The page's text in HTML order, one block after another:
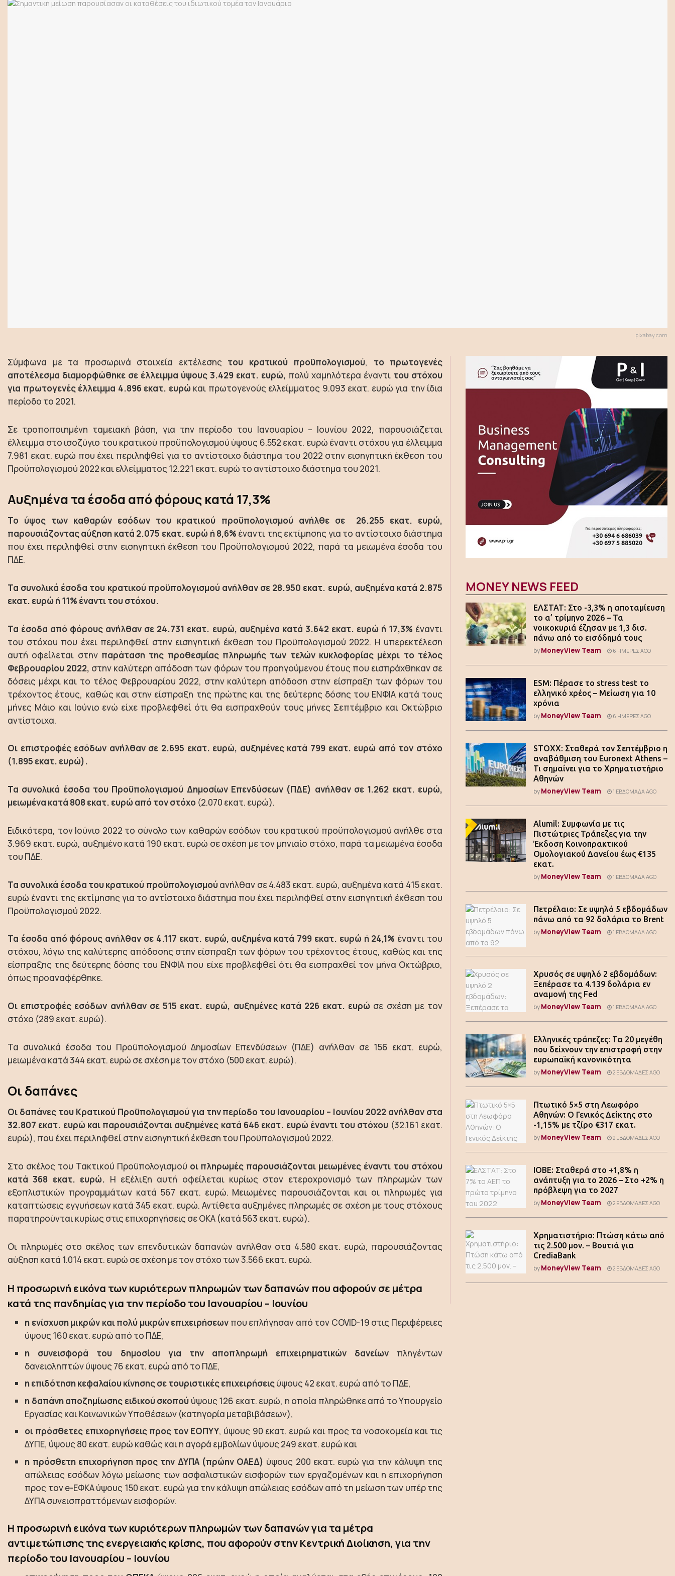
pixabay.com
Σύμφωνα με τα προσωρινά στοιχεία εκτέλεσης του κρατικού προϋπολογισμού, το πρωτογενές
αποτέλεσμα διαμορφώθηκε σε έλλειμμα ύψους 3.429 εκατ. ευρώ, πολύ χαμηλότερα έναντι του στόχου
για πρωτογενές έλλειμμα 4.896 εκατ. ευρώκαι πρωτογενούς ελλείμματος 9.093 εκατ. ευρώ για την ίδια
περίοδο το 2021.
Σε τροποποιημένη ταμειακή βάση, για την περίοδο του Ιανουαρίου – Ιουνίου 2022, παρουσιάζεται
έλλειμμα στο ισοζύγιο του κρατικού προϋπολογισμού ύψους 6.552 εκατ. ευρώ έναντι στόχου για έλλειμμα
7.981 εκατ. ευρώ που έχει περιληφθεί για το αντίστοιχο διάστημα του 2022 στην εισηγητική έκθεση του
Προϋπολογισμού 2022 και ελλείμματος 12.221 εκατ. ευρώ το αντίστοιχο διάστημα του 2021.
Αυξημένα τα έσοδα από φόρους κατά 17,3%
Το ύψος των καθαρών εσόδων του κρατικού προϋπολογισμού ανήλθε σε 26.255 εκατ. ευρώ,
παρουσιάζοντας αύξηση κατά 2.075 εκατ. ευρώ ή 8,6% έναντι της εκτίμησης για το αντίστοιχο διάστημα
που έχει περιληφθεί στην εισηγητική έκθεση του Προϋπολογισμού 2022, παρά τα μειωμένα έσοδα του
ΠΔΕ.
Τα συνολικά έσοδα του κρατικού προϋπολογισμού ανήλθαν σε 28.950 εκατ. ευρώ, αυξημένα κατά 2.875
εκατ. ευρώ ή 11% έναντι του στόχου.
Τα έσοδα από φόρους ανήλθαν σε 24.731 εκατ. ευρώ, αυξημένα κατά 3.642 εκατ. ευρώ ή 17,3% έναντι
του στόχου που έχει περιληφθεί στην εισηγητική έκθεση του Προϋπολογισμού 2022. Η υπερεκτέλεση
αυτή οφείλεται στην παράταση της προθεσμίας πληρωμής των τελών κυκλοφορίας μέχρι το τέλος
Φεβρουαρίου 2022, στην καλύτερη απόδοση των φόρων του προηγούμενου έτους που εισπράχθηκαν σε
δόσεις μέχρι και το τέλος Φεβρουαρίου 2022, στην καλύτερη απόδοση στην είσπραξη των φόρων του
τρέχοντος έτους, καθώς και στην είσπραξη της πρώτης και της δεύτερης δόσης του ΕΝΦΙΑ κατά τους
μήνες Μάιο και Ιούνιο ενώ είχε προβλεφθεί ότι θα εισπραχθούν τους μήνες Σεπτέμβριο και Οκτώβριο
αντίστοιχα.
Οι επιστροφές εσόδων ανήλθαν σε 2.695 εκατ. ευρώ, αυξημένες κατά 799 εκατ. ευρώ από τον στόχο
(1.895 εκατ. ευρώ).
Τα συνολικά έσοδα του Προϋπολογισμού Δημοσίων Επενδύσεων (ΠΔΕ) ανήλθαν σε 1.262 εκατ. ευρώ,
μειωμένα κατά 808 εκατ. ευρώ από τον στόχο (2.070 εκατ. ευρώ).
Ειδικότερα, τον Ιούνιο 2022 το σύνολο των καθαρών εσόδων του κρατικού προϋπολογισμού ανήλθε στα
3.969 εκατ. ευρώ, αυξημένο κατά 190 εκατ. ευρώ σε σχέση με τον μηνιαίο στόχο, παρά τα μειωμένα έσοδα
του ΠΔΕ.
Τα συνολικά έσοδα του κρατικού προϋπολογισμούανήλθαν σε 4.483 εκατ. ευρώ, αυξημένα κατά 415 εκατ.
ευρώ έναντι της εκτίμησης για το αντίστοιχο διάστημα που έχει περιληφθεί στην εισηγητική έκθεση του
Προϋπολογισμού 2022.
Τα έσοδα από φόρους ανήλθαν σε 4.117 εκατ. ευρώ, αυξημένα κατά 799 εκατ. ευρώ ή 24,1% έναντι του
στόχου, λόγω της καλύτερης απόδοσης στην είσπραξη των φόρων του τρέχοντος έτους, καθώς και της
είσπραξης της δεύτερης δόσης του ΕΝΦΙΑ που είχε προβλεφθεί ότι θα εισπραχθεί τον μήνα Οκτώβριο,
όπως προαναφέρθηκε.
Οι επιστροφές εσόδων ανήλθαν σε 515 εκατ. ευρώ, αυξημένες κατά 226 εκατ. ευρώ σε σχέση με τον
στόχο (289 εκατ. ευρώ).
Τα συνολικά έσοδα του Προϋπολογισμού Δημοσίων Επενδύσεων (ΠΔΕ) ανήλθαν σε 156 εκατ. ευρώ,
μειωμένα κατά 344 εκατ. ευρώ σε σχέση με τον στόχο (500 εκατ. ευρώ).
Οι δαπάνες
Οι δαπάνες του Κρατικού Προϋπολογισμού για την περίοδο του Ιανουαρίου – Ιουνίου 2022 ανήλθαν στα
32.807 εκατ. ευρώ και παρουσιάζονται αυξημένες κατά 646 εκατ. ευρώ έναντι του στόχου (32.161 εκατ.
ευρώ), που έχει περιληφθεί στην εισηγητική έκθεση του Προϋπολογισμού 2022.
Στο σκέλος του Τακτικού Προϋπολογισμού οι πληρωμές παρουσιάζονται μειωμένες έναντι του στόχου
κατά 368 εκατ. ευρώ. Η εξέλιξη αυτή οφείλεται κυρίως στον ετεροχρονισμό των πληρωμών των
εξοπλιστικών προγραμμάτων κατά 567 εκατ. ευρώ. Μειωμένες παρουσιάζονται και οι πληρωμές για
καταπτώσεις εγγυήσεων κατά 345 εκατ. ευρώ. Αντίθετα αυξημένες πληρωμές σε σχέση με τους στόχους
παρατηρούνται κυρίως στις επιχορηγήσεις σε ΟΚΑ (κατά 563 εκατ. ευρώ).
Οι πληρωμές στο σκέλος των επενδυτικών δαπανών ανήλθαν στα 4.580 εκατ. ευρώ, παρουσιάζοντας
αύξηση κατά 1.014 εκατ. ευρώ σε σχέση με τον στόχο των 3.566 εκατ. ευρώ.
Η προσωρινή εικόνα των κυριότερων πληρωμών των δαπανών που αφορούν σε μέτρα
κατά της πανδημίας για την περίοδο του Ιανουαρίου – Ιουνίου
η ενίσχυση μικρών και πολύ μικρών επιχειρήσεων που επλήγησαν από τον COVID-19 στις Περιφέρειες
ύψους 160 εκατ. ευρώ από το ΠΔΕ,
η συνεισφορά του δημοσίου για την αποπληρωμή επιχειρηματικών δανείωνπληγέντων
δανειοληπτών ύψους 76 εκατ. ευρώ από το ΠΔΕ,
η επιδότηση κεφαλαίου κίνησης σε τουριστικές επιχειρήσειςύψους 42 εκατ. ευρώ από το ΠΔΕ,
η δαπάνη αποζημίωσης ειδικού σκοπού ύψους 126 εκατ. ευρώ, η οποία πληρώθηκε από το Υπουργείο
Εργασίας και Κοινωνικών Υποθέσεων (κατηγορία μεταβιβάσεων),
οι πρόσθετες επιχορηγήσεις προς τον ΕΟΠΥΥ, ύψους 90 εκατ. ευρώ και προς τα νοσοκομεία και τις
ΔΥΠΕ, ύψους 80 εκατ. ευρώ καθώς και η αγορά εμβολίων ύψους 249 εκατ. ευρώ και
η πρόσθετη επιχορήγηση προς την ΔΥΠΑ (πρώην ΟΑΕΔ) ύψους 200 εκατ. ευρώ για την κάλυψη της
απώλειας εσόδων λόγω μείωσης των ασφαλιστικών εισφορών των εργαζομένων και η επιχορήγηση
προς τον e-ΕΦΚΑ ύψους 150 εκατ. ευρώ για την κάλυψη απώλειας εσόδων από τη μείωση των υπέρ της
ΔΥΠΑ συνεισπραττόμενων εισφορών.
Η προσωρινή εικόνα των κυριότερων πληρωμών των δαπανών για τα μέτρα
αντιμετώπισης της ενεργειακής κρίσης, που αφορούν στην Κεντρική Διοίκηση, για την
περίοδο του Ιανουαρίου – Ιουνίου
MONEY NEWS FEED
ΕΛΣΤΑΤ: Στο -3,3% η αποταμίευση
το α’ τρίμηνο 2026 – Τα
νοικοκυριά έζησαν με 1,3 δισ.
πάνω από το εισόδημά τους
byMoneyView Team 6 ΗΜΈΡΕΣ AGO
ESM: Πέρασε το stress test το
ελληνικό χρέος – Μείωση για 10
χρόνια
byMoneyView Team 6 ΗΜΈΡΕΣ AGO
STOXX: Σταθερά τον Σεπτέμβριο η
αναβάθμιση του Euronext Athens –
Τι σημαίνει για το Χρηματιστήριο
Αθηνών
byMoneyView Team 1 ΕΒΔΟΜΆΔΑ AGO
Alumil: Συμφωνία με τις
Πιστώτριες Τράπεζες για την
Έκδοση Κοινοπρακτικού
Ομολογιακού Δανείου έως €135
εκατ.
byMoneyView Team 1 ΕΒΔΟΜΆΔΑ AGO
Πετρέλαιο: Σε υψηλό 5 εβδομάδων
πάνω από τα 92 δολάρια το Brent
byMoneyView Team 1 ΕΒΔΟΜΆΔΑ AGO
Χρυσός σε υψηλό 2 εβδομάδων:
Ξεπέρασε τα 4.139 δολάρια εν
αναμονή της Fed
byMoneyView Team 1 ΕΒΔΟΜΆΔΑ AGO
Ελληνικές τράπεζες: Τα 20 μεγέθη
που δείχνουν την επιστροφή στην
ευρωπαϊκή κανονικότητα
byMoneyView Team 2 ΕΒΔΟΜΆΔΕΣ AGO
Πτωτικό 5×5 στη Λεωφόρο
Αθηνών: Ο Γενικός Δείκτης στο
-1,15% με τζίρο €317 εκατ.
byMoneyView Team 2 ΕΒΔΟΜΆΔΕΣ AGO
ΙΟΒΕ: Σταθερά στο +1,8% η
ανάπτυξη για το 2026 – Στο +2% η
πρόβλεψη για το 2027
byMoneyView Team 2 ΕΒΔΟΜΆΔΕΣ AGO
Χρηματιστήριο: Πτώση κάτω από
τις 2.500 μον. – Βουτιά για
CrediaBank
byMoneyView Team 2 ΕΒΔΟΜΆΔΕΣ AGO